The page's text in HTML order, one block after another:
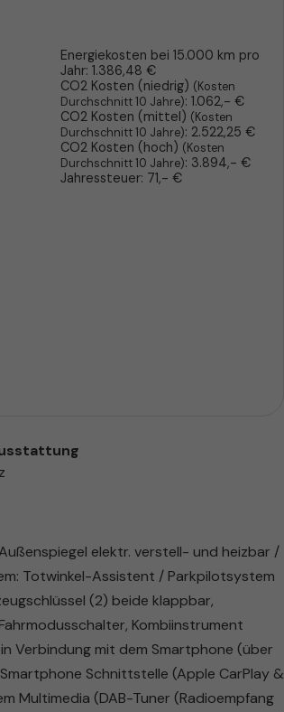
Energiekosten bei 15.000 km pro
Jahr: 1.386,48 €
CO2 Kosten (niedrig) (Kosten
Durchschnitt 10 Jahre): 1.062,- €
CO2 Kosten (mittel) (Kosten
Durchschnitt 10 Jahre): 2.522,25 €
CO2 Kosten (hoch) (Kosten
Durchschnitt 10 Jahre): 3.894,- €
Jahressteuer: 71,- €
elektr. verstell- und heizbar /
Totwinkel-Assistent / Parkpilotsystem
(2) beide klappbar,
Kombiinstrument
Verbindung mit dem Smartphone (über
Schnittstelle (Apple CarPlay &
Multimedia (DAB-Tuner (Radioempfang